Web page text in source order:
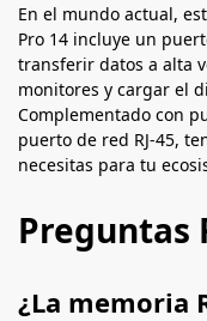
En el mundo actual,
Pro 14 incluye un
transferir datos a alta
monitores y cargar el
Complementado con
puerto de red RJ-45,
necesitas para tu
Preguntas
¿La memoria